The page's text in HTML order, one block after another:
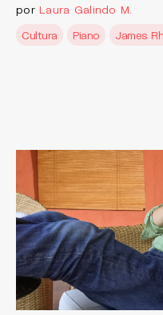
por Laura Galindo M.
Cultura
Piano James